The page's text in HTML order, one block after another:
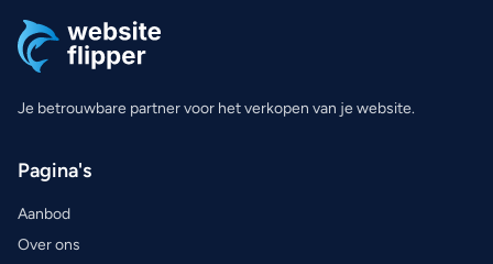
Je betrouwbare partner voor het verkopen van je website.
Pagina's
Aanbod
Over ons